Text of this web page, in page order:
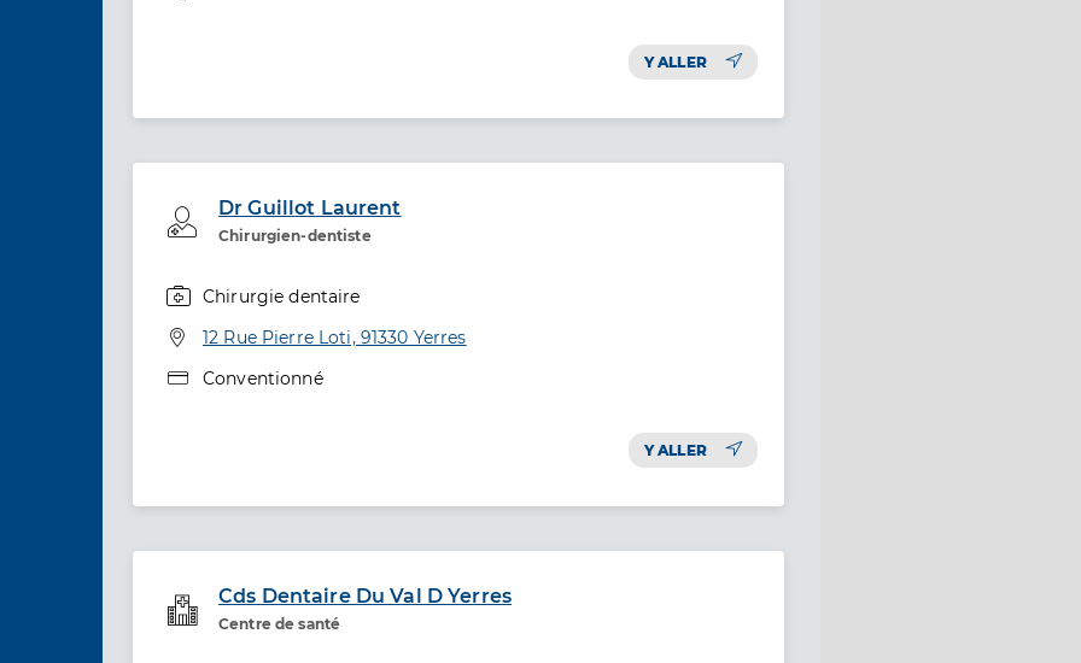
Y ALLER
Dr Guillot Laurent
Chirurgien-dentiste
Professionel de santé
Chirurgie dentaire
Adresse
12 Rue Pierre Loti, 91330 Yerres
Type de convention
Conventionné
Y ALLER
Cds Dentaire Du Val D Yerres
Centre de santé
Service de santé